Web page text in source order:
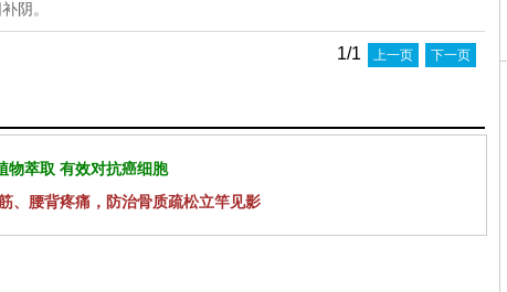
阴。
1/1 上一页 下一页
物萃取 有效对抗癌细胞
、腰背疼痛，防治骨质疏松立竿见影